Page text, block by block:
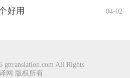
好用 04-02
gttranslation.com All Rights
网 版权所有